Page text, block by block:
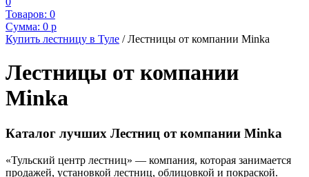
Товаров: 0
Сумма: 0 р
Купить лестницу в Туле / Лестницы от компании Minka
Лестницы от компании
Minka
Каталог лучших Лестниц от компании Minka
«Тульский центр лестниц» — компания, которая занимается
продажей, установкой лестниц, облицовкой и покраской.